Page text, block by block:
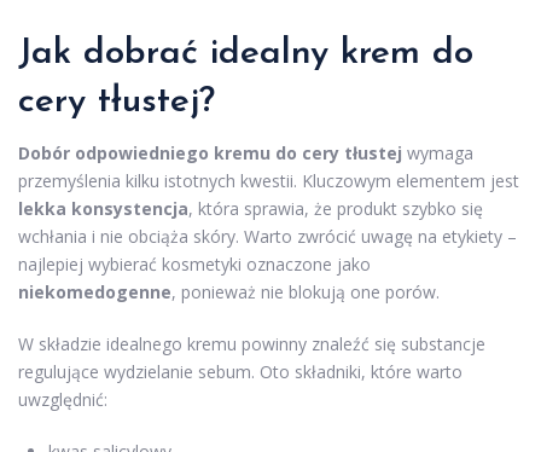
Jak dobrać idealny krem do
cery tłustej?
Dobór odpowiedniego kremu do cery tłustej wymaga
przemyślenia kilku istotnych kwestii. Kluczowym elementem jest
lekka konsystencja, która sprawia, że produkt szybko się
wchłania i nie obciąża skóry. Warto zwrócić uwagę na etykiety –
najlepiej wybierać kosmetyki oznaczone jako
niekomedogenne, ponieważ nie blokują one porów.
W składzie idealnego kremu powinny znaleźć się substancje
regulujące wydzielanie sebum. Oto składniki, które warto
uwzględnić: